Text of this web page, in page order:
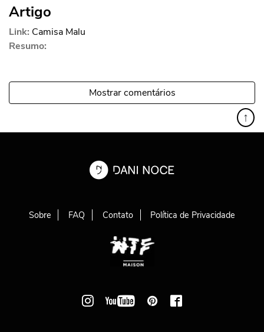
Artigo
Link: Camisa Malu
Resumo:
Mostrar comentários
↑
Sobre FAQ Contato Política de Privacidade